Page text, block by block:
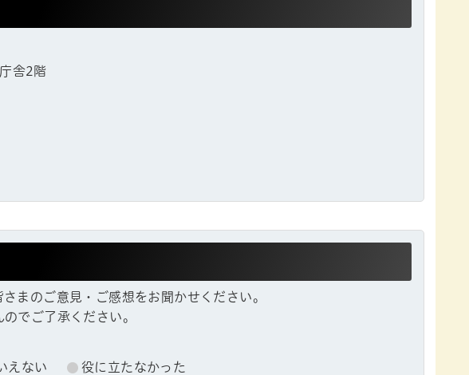
舎2階
まのご意見・ご感想をお聞かせください。
でご了承ください。
えない 役に立たなかった